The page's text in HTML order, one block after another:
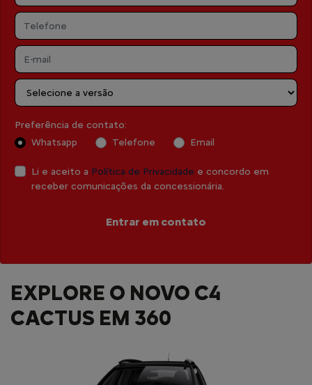
Preferência de contato:
Whatsapp
Telefone Email
Li e aceito a Política de Privacidade e concordo em
receber comunicações da concessionária.
Entrar em contato
EXPLORE O NOVO C4
CACTUS EM 360